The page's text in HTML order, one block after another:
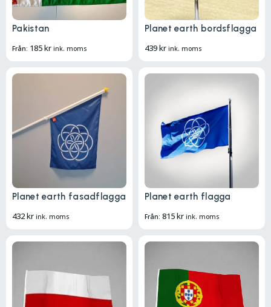
Pakistan
Från: 185kr ink. moms
Planet earth bordsflagga
439kr ink. moms
Planet earth fasadflagga
432kr ink. moms
Planet earth flagga
Från: 815kr ink. moms